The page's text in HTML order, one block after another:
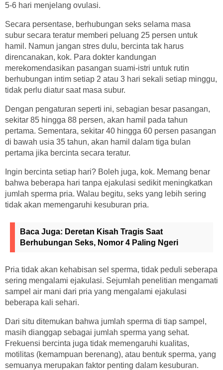
5-6 hari menjelang ovulasi.
Secara persentase, berhubungan seks selama masa
subur secara teratur memberi peluang 25 persen untuk
hamil. Namun jangan stres dulu, bercinta tak harus
direncanakan, kok. Para dokter kandungan
merekomendasikan pasangan suami-istri untuk rutin
berhubungan intim setiap 2 atau 3 hari sekali setiap minggu,
tidak perlu diatur saat masa subur.
Dengan pengaturan seperti ini, sebagian besar pasangan,
sekitar 85 hingga 88 persen, akan hamil pada tahun
pertama. Sementara, sekitar 40 hingga 60 persen pasangan
di bawah usia 35 tahun, akan hamil dalam tiga bulan
pertama jika bercinta secara teratur.
Ingin bercinta setiap hari? Boleh juga, kok. Memang benar
bahwa beberapa hari tanpa ejakulasi sedikit meningkatkan
jumlah sperma pria. Walau begitu, seks yang lebih sering
tidak akan memengaruhi kesuburan pria.
Baca Juga: Deretan Kisah Tragis Saat
Berhubungan Seks, Nomor 4 Paling Ngeri
Pria tidak akan kehabisan sel sperma, tidak peduli seberapa
sering mengalami ejakulasi. Sejumlah penelitian mengamati
sampel air mani dari pria yang mengalami ejakulasi
beberapa kali sehari.
Dari situ ditemukan bahwa jumlah sperma di tiap sampel,
masih dianggap sebagai jumlah sperma yang sehat.
Frekuensi bercinta juga tidak memengaruhi kualitas,
motilitas (kemampuan berenang), atau bentuk sperma, yang
semuanya merupakan faktor penting dalam kesuburan.